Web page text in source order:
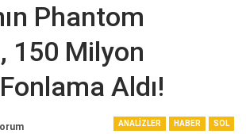
Phantom
150 Milyon
Aldı!
ANALIZLER HABER SOL